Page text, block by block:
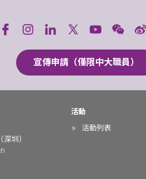
宣傳申請（僅限中大職員）
圳）
活動
活動列表